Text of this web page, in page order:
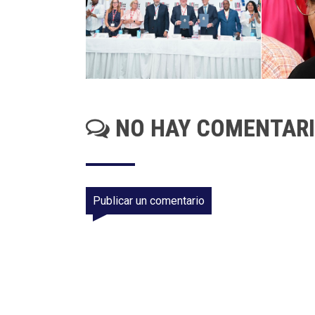
NO HAY
Publicar un comentario